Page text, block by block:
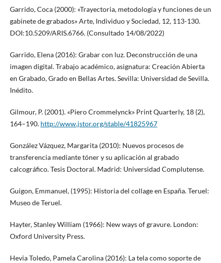
Garrido, Coca (2000): «Trayectoria, metodología y funciones de un
gabinete de grabados» Arte, Individuo y Sociedad, 12, 113-130.
DOI:10.5209/ARIS.6766. (Consultado 14/08/2022)
Garrido, Elena (2016): Grabar con luz. Deconstrucción de una
imagen digital. Trabajo académico, asignatura: Creación Abierta
en Grabado, Grado en Bellas Artes. Sevilla: Universidad de Sevilla.
Inédito.
Gilmour, P. (2001). «Piero Crommelynck» Print Quarterly, 18 (2),
164–190. http://www.jstor.org/stable/41825967
González Vázquez, Margarita (2010): Nuevos procesos de
transferencia mediante tóner y su aplicación al grabado
calcográfico. Tesis Doctoral. Madrid: Universidad Complutense.
Guigon, Emmanuel, (1995): Historia del collage en España. Teruel:
Museo de Teruel.
Hayter, Stanley William (1966): New ways of gravure. London:
Oxford University Press.
Hevia Toledo, Pamela Carolina (2016): La tela como soporte de